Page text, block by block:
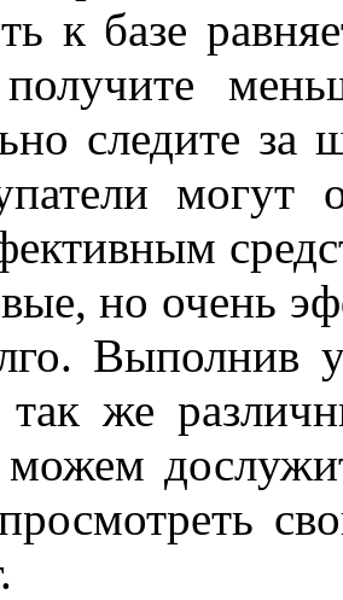
к базе
следите за
могут
но очень
Выполнив
же